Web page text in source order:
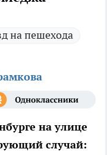
на пешехода
на улице
случай: